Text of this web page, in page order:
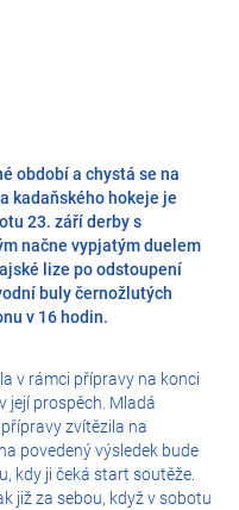
období a chystá se na
kadaňského hokeje je
23. září derby s
načne vypjatým duelem
lize po odstoupení
buly černožlutých
v 16 hodin.
v rámci přípravy na konci
její prospěch. Mladá
zvítězila na
povedený výsledek bude
kdy ji čeká start soutěže.
již za sebou, když v sobotu